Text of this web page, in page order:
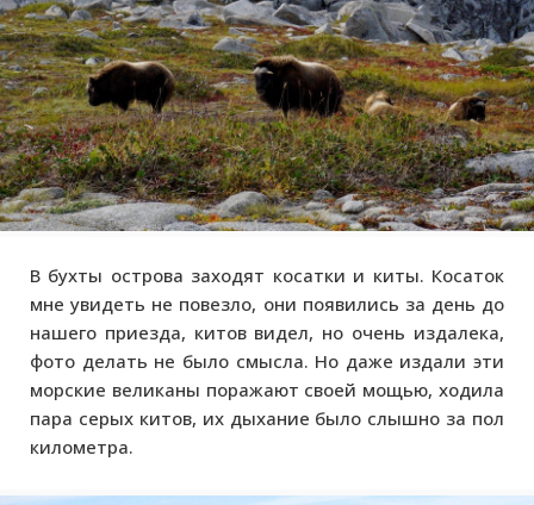
В бухты острова заходят косатки и киты. Косаток
мне увидеть не повезло, они появились за день до
нашего приезда, китов видел, но очень издалека,
фото делать не было смысла. Но даже издали эти
морские великаны поражают своей мощью, ходила
пара серых китов, их дыхание было слышно за пол
километра.